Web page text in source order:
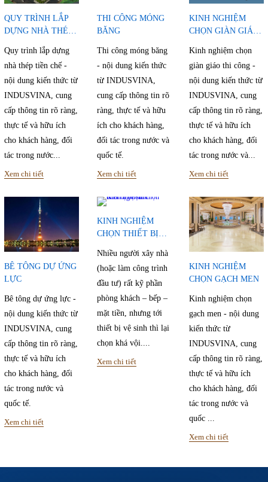
QUY TRÌNH LẮP
DỰNG NHÀ THÉP
Quy trình lắp dựng
nhà thép tiền chế -
nội dung kiến thức từ
INDUSVINA, cung
cấp thông tin rõ ràng,
thực tế và hữu ích
cho khách hàng, đối
tác trong nước...
Xem chi tiết
THI CÔNG MÓNG
BĂNG
Thi công móng băng
- nội dung kiến thức
từ INDUSVINA,
cung cấp thông tin rõ
ràng, thực tế và hữu
ích cho khách hàng,
đối tác trong nước và
quốc tế.
Xem chi tiết
KINH NGHIỆM
CHỌN GIÀN GIÁO
Kinh nghiệm chọn
giàn giáo thi công -
nội dung kiến thức từ
INDUSVINA, cung
cấp thông tin rõ ràng,
thực tế và hữu ích
cho khách hàng, đối
tác trong nước và...
Xem chi tiết
BÊ TÔNG DỰ ỨNG
LỰC
Bê tông dự ứng lực -
nội dung kiến thức từ
INDUSVINA, cung
cấp thông tin rõ ràng,
thực tế và hữu ích
cho khách hàng, đối
tác trong nước và
quốc tế.
Xem chi tiết
KINH NGHIỆM
CHỌN THIẾT BỊ
Nhiều người xây nhà
(hoặc làm công trình
đầu tư) rất kỹ phần
phòng khách – bếp –
mặt tiền, nhưng tới
thiết bị vệ sinh thì lại
chọn khá vội....
Xem chi tiết
KINH NGHIỆM
CHỌN GẠCH MEN
Kinh nghiệm chọn
gạch men - nội dung
kiến thức từ
INDUSVINA, cung
cấp thông tin rõ ràng,
thực tế và hữu ích
cho khách hàng, đối
tác trong nước và
quốc ...
Xem chi tiết